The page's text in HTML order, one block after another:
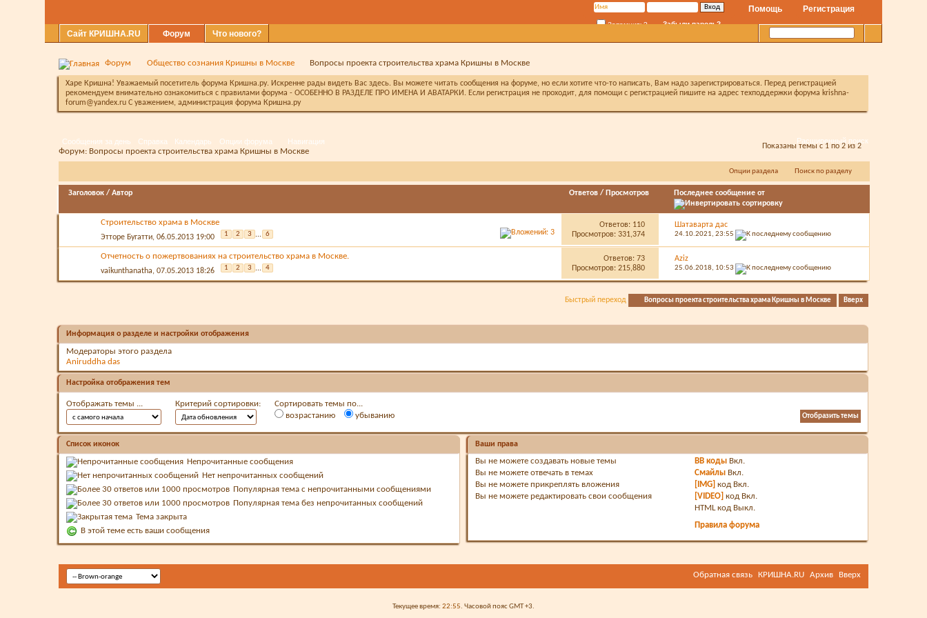
Регистрация
Помощь
Запомнить? Забыли пароль?
Сайт КРИШНА.RU Форум
Сообщения за день Справка Календарь Опции форума Навигация
Что нового?
Расширенный поиск
Форум Общество сознания Кришны в Москве Вопросы проекта строительства храма Кришны в Москве
Харе Кришна! Уважаемый посетитель форума Кришна.ру. Искренне рады видеть Вас здесь. Вы можете читать сообщения на форуме, но если хотите что-то написать, Вам надо зарегистрироваться. Перед регистрацией
рекомендуем внимательно ознакомиться с правилами форума - ОСОБЕННО В РАЗДЕЛЕ ПРО ИМЕНА И АВАТАРКИ. Если регистрация не проходит, для помощи с регистрацией пишите на адрес техподдержки форума krishna-
forum@yandex.ru С уважением, администрация форума Кришна.ру
Показаны темы с 1 по 2 из 2
Форум: Вопросы проекта строительства храма Кришны в Москве
Опции раздела Поиск по разделу
Заголовок / Автор Ответов / Просмотров Последнее сообщение от
Строительство храма в Москве
Этторе Бугатти, 06.05.2013 19:00 1 2 3 ... 6
Ответов: 110
Просмотров: 331,374
Шатаварта дас
24.10.2021,23:55
Отчетность о пожертвованиях на строительство храма в Москве.
vaikunthanatha, 07.05.2013 18:26 1 2 3 ... 4
Ответов: 73
Просмотров: 215,880
Aziz
25.06.2018, 10:53
Быстрый переход Вопросы проекта строительства храма Кришны в Москве Вверх
Информация о разделе и настройки отображения
Модераторы этого раздела
Aniruddha das
Настройка отображения тем
Отображать темы ... Критерий сортировки:
Сортировать темы по...
возрастанию
убыванию
Список иконок
Непрочитанные сообщения
Нет непрочитанных сообщений
Популярная тема с непрочитанными сообщениями
Популярная тема без непрочитанных сообщений
Тема закрыта
В этой теме есть ваши сообщения
Ваши права
Вы не можетесоздавать новые темы
Вы не можетеотвечать в темах
Вы не можетеприкреплять вложения
Вы не можетередактировать свои сообщения
BB коды Вкл.
Смайлы Вкл.
[IMG] код Вкл.
[VIDEO] код Вкл.
HTML код Выкл.
Правила форума
Обратная связь КРИШНА.RU Архив Вверх
Текущее время: 22:55. Часовой пояс GMT +3.